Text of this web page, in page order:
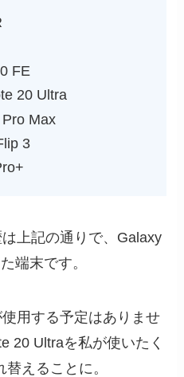
FE
20 Ultra
Max
3
上記の通りで、Galaxy
端末です。
用する予定はありませ
20 Ultraを私が使いたく
えることに。